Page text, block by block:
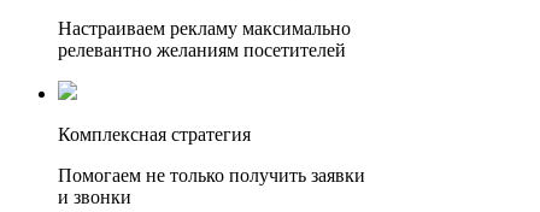
Настраиваем рекламу максимально
релевантно желаниям посетителей
Комплексная стратегия
Помогаем не только получить заявки
и звонки